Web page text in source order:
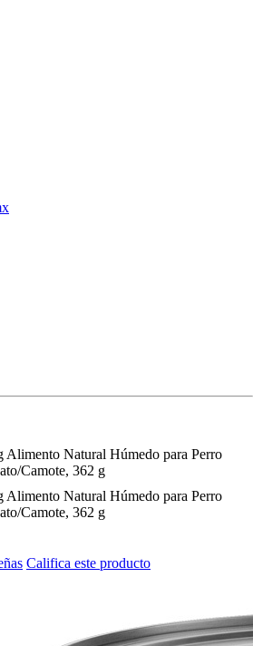
Natural Húmedo para Perro
Camote, 362 g
Natural Húmedo para Perro
Camote, 362 g
Califica este producto